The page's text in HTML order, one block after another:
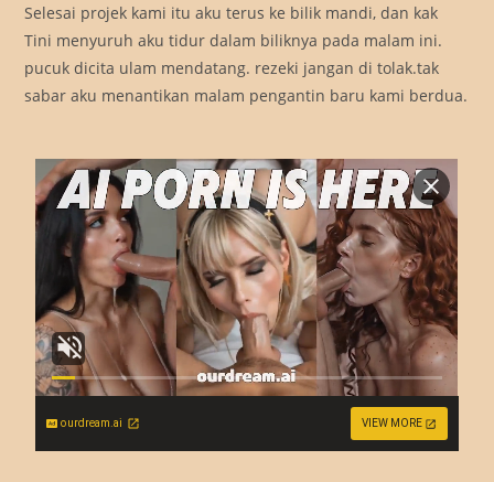
Selesai projek kami itu aku terus ke bilik mandi, dan kak
Tini menyuruh aku tidur dalam biliknya pada malam ini.
pucuk dicita ulam mendatang. rezeki jangan di tolak.tak
sabar aku menantikan malam pengantin baru kami berdua.
ourdream.ai VIEW MORE